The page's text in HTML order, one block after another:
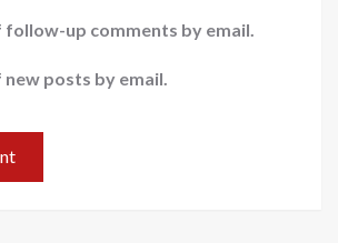
up comments by email.
posts by email.